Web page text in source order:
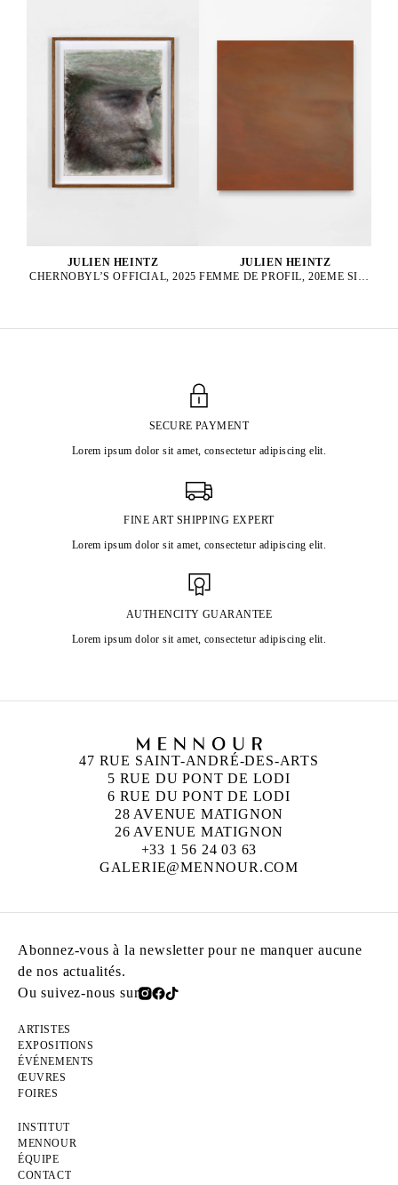
JULIEN HEINTZ
CHERNOBYL’S OFFICIAL, 2025
JULIEN HEINTZ
FEMME DE PROFIL, 20EME SIÈCLE, 2025
SECURE PAYMENT
Lorem ipsum dolor sit amet, consectetur adipiscing elit.
FINE ART SHIPPING EXPERT
Lorem ipsum dolor sit amet, consectetur adipiscing elit.
AUTHENCITY GUARANTEE
Lorem ipsum dolor sit amet, consectetur adipiscing elit.
47 RUE SAINT-ANDRÉ-DES-ARTS
5 RUE DU PONT DE LODI
6 RUE DU PONT DE LODI
28 AVENUE MATIGNON
26 AVENUE MATIGNON
+33 1 56 24 03 63
GALERIE@MENNOUR.COM
Abonnez-vous à la newsletter pour ne manquer aucune
de nos actualités.
Ou suivez-nous sur
ARTISTES
EXPOSITIONS
ÉVÉNEMENTS
ŒUVRES
FOIRES
INSTITUT
MENNOUR
ÉQUIPE
CONTACT